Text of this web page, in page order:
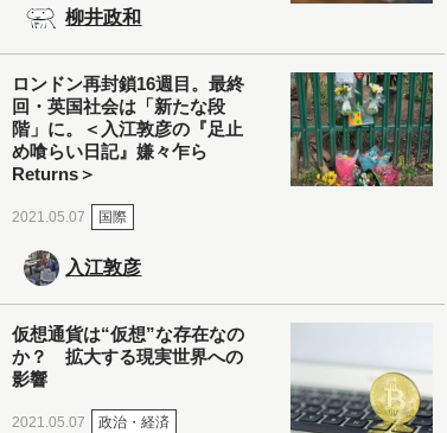
柳井政和
ロンドン再封鎖16週目。最終
回・英国社会は「新たな段
階」に。＜入江敦彦の『足止
め喰らい日記』嫌々乍ら
Returns＞
2021.05.07 国際
入江敦彦
仮想通貨は“仮想”な存在なの
か？ 拡大する現実世界への
影響
2021.05.07 政治・経済